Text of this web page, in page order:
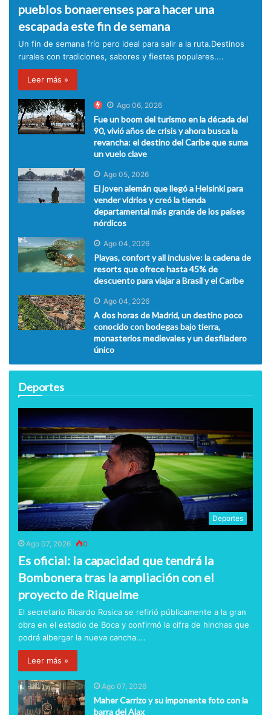
pueblos bonaerenses para hacer una
escapada este fin de semana
Un fin de semana frío pero ideal para salir a la ruta.Destinos
rurales con tradiciones, sabores y fiestas populares....
Leer más »
Ago 06, 2026
Fue un boom del turismo en la década del
90, vivió años de crisis y ahora busca la
revancha: el destino del Caribe que suma
un vuelo clave
Ago 05, 2026
El joven alemán que llegó a Helsinki para
vender vidrios y creó la tienda
departamental más grande de los países
nórdicos
Ago 04, 2026
Playas, confort y all inclusive: la cadena de
resorts que ofrece hasta 45% de
descuento para viajar a Brasil y el Caribe
Ago 04, 2026
A dos horas de Madrid, un destino poco
conocido con bodegas bajo tierra,
monasterios medievales y un desfiladero
único
Deportes
Deportes
Ago 07, 2026 0
Es oficial: la capacidad que tendrá la
Bombonera tras la ampliación con el
proyecto de Riquelme
El secretario Ricardo Rosica se refirió públicamente a la gran
obra en el estadio de Boca y confirmó la cifra de hinchas que
podrá albergar la nueva cancha....
Leer más »
Ago 07, 2026
Maher Carrizo y su imponente foto con la
barra del Ajax